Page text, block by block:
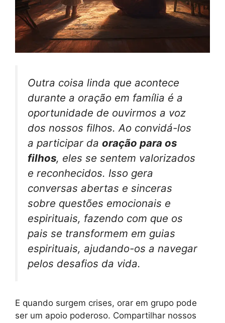
Outra coisa linda que acontece
durante a oração em família é a
oportunidade de ouvirmos a voz
dos nossos filhos. Ao convidá-los
a participar da oração para os
filhos, eles se sentem valorizados
e reconhecidos. Isso gera
conversas abertas e sinceras
sobre questões emocionais e
espirituais, fazendo com que os
pais se transformem em guias
espirituais, ajudando-os a navegar
pelos desafios da vida.
E quando surgem crises, orar em grupo pode
ser um apoio poderoso. Compartilhar nossos